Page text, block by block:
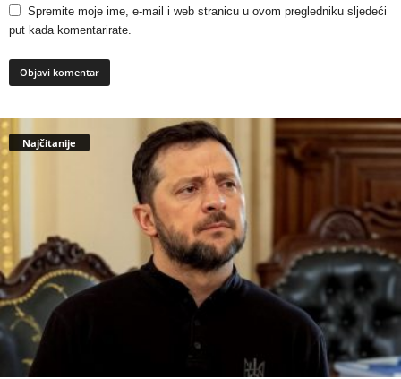
Spremite moje ime, e-mail i web stranicu u ovom pregledniku sljedeći
put kada komentarirate.
Najčitanije